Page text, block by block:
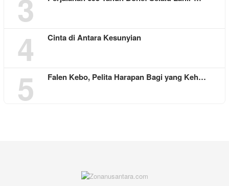
4 Cinta di Antara Kesunyian
5 Falen Kebo, Pelita Harapan Bagi yang Keh…